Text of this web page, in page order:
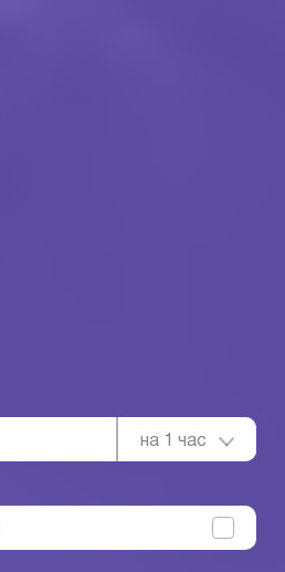
на 1 час